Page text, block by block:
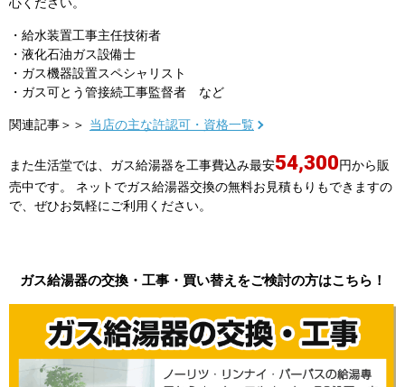
・給水装置工事主任技術者
・液化石油ガス設備士
・ガス機器設置スペシャリスト
・ガス可とう管接続工事監督者 など
関連記事＞＞ 当店の主な許認可・資格一覧
また生活堂では、ガス給湯器を工事費込み最安54,300円から販
売中です。 ネットでガス給湯器交換の無料お見積もりもできますの
で、ぜひお気軽にご利用ください。
ガス給湯器の交換・工事・買い替えをご検討の方はこちら！